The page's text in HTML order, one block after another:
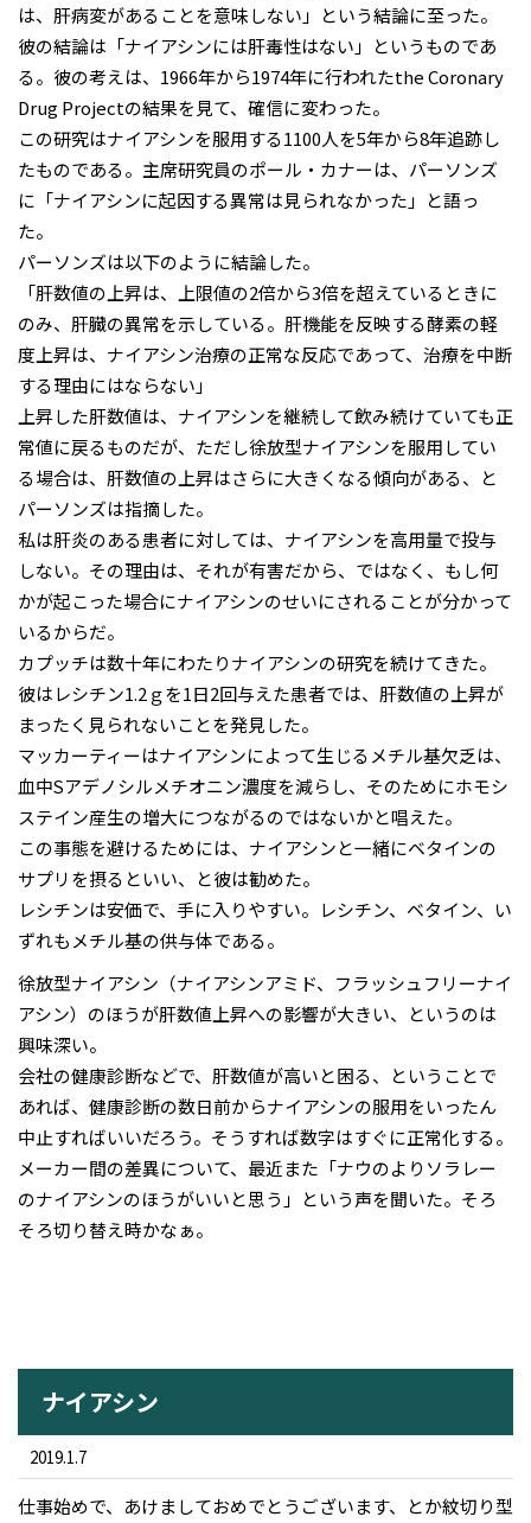
は、肝病変があることを意味しない」という結論に至った。
彼の結論は「ナイアシンには肝毒性はない」というものであ
る。彼の考えは、1966年から1974年に行われたthe Coronary
Drug Projectの結果を見て、確信に変わった。
この研究はナイアシンを服用する1100人を5年から8年追跡し
たものである。主席研究員のポール・カナーは、パーソンズ
に「ナイアシンに起因する異常は見られなかった」と語っ
た。
パーソンズは以下のように結論した。
「肝数値の上昇は、上限値の2倍から3倍を超えているときに
のみ、肝臓の異常を示している。肝機能を反映する酵素の軽
度上昇は、ナイアシン治療の正常な反応であって、治療を中断
する理由にはならない」
上昇した肝数値は、ナイアシンを継続して飲み続けていても正
常値に戻るものだが、ただし徐放型ナイアシンを服用してい
る場合は、肝数値の上昇はさらに大きくなる傾向がある、と
パーソンズは指摘した。
私は肝炎のある患者に対しては、ナイアシンを高用量で投与
しない。その理由は、それが有害だから、ではなく、もし何
かが起こった場合にナイアシンのせいにされることが分かって
いるからだ。
カプッチは数十年にわたりナイアシンの研究を続けてきた。
彼はレシチン1.2ｇを1日2回与えた患者では、肝数値の上昇が
まったく見られないことを発見した。
マッカーティーはナイアシンによって生じるメチル基欠乏は、
血中Sアデノシルメチオニン濃度を減らし、そのためにホモシ
ステイン産生の増大につながるのではないかと唱えた。
この事態を避けるためには、ナイアシンと一緒にベタインの
サプリを摂るといい、と彼は勧めた。
レシチンは安価で、手に入りやすい。レシチン、ベタイン、い
ずれもメチル基の供与体である。
徐放型ナイアシン（ナイアシンアミド、フラッシュフリーナイ
アシン）のほうが肝数値上昇への影響が大きい、というのは
興味深い。
会社の健康診断などで、肝数値が高いと困る、ということで
あれば、健康診断の数日前からナイアシンの服用をいったん
中止すればいいだろう。そうすれば数字はすぐに正常化する。
メーカー間の差異について、最近また「ナウのよりソラレー
のナイアシンのほうがいいと思う」という声を聞いた。そろ
そろ切り替え時かなぁ。
ナイアシン
2019.1.7
仕事始めで、あけましておめでとうございます、とか紋切り型